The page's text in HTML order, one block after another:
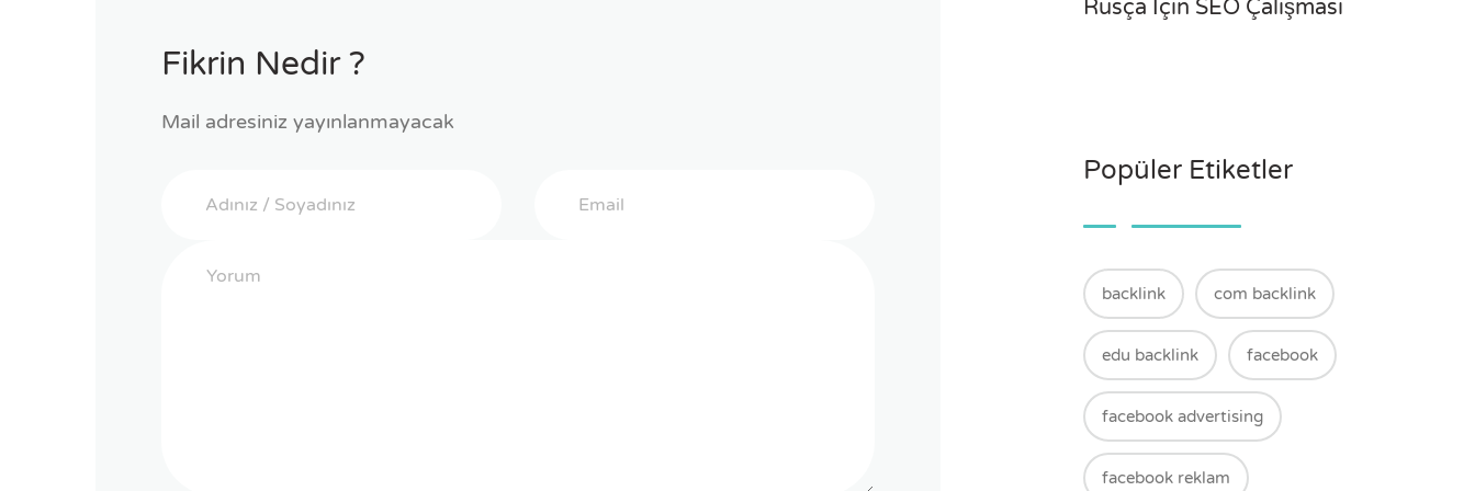
Fikrin Nedir ?
Mail adresiniz yayınlanmayacak
Rusça İçin SEO Çalışması
Popüler Etiketler
backlink com backlink
edu backlink facebook
facebook advertising
facebook reklam